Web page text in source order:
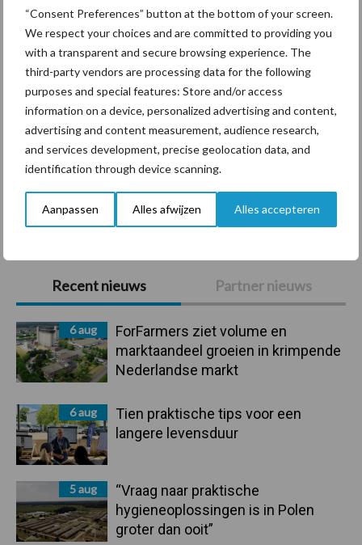
“Consent Preferences” button at the bottom of your screen.
We respect your choices and are committed to providing you
with a transparent and secure browsing experience. The
third-party vendors are processing data for the following
purposes and special features: Store and/or access
information on a device, personalized advertising and content,
advertising and content measurement, audience research,
and services development, precise geolocation data, and
identification through device scanning.
Aanpassen Alles afwijzen Alles accepteren
Primaire
Sidebar
Recent nieuws Partner nieuws
6 aug
ForFarmers ziet volume en
marktaandeel groeien in krimpende
Nederlandse markt
6 aug
Tien praktische tips voor een
langere levensduur
5 aug
“Vraag naar praktische
hygieneoplossingen is in Polen
groter dan ooit”
Diergezondheid Bemesting Fokkerij
Mastitis Hittestress
Toon meer